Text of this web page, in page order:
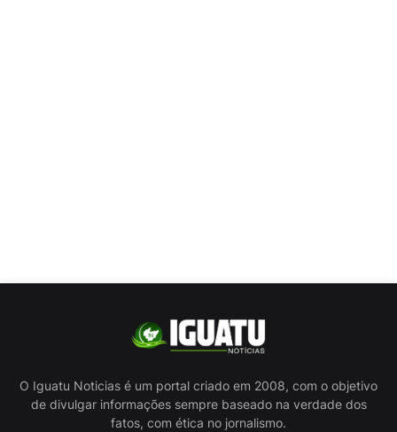
O Iguatu Noticias é um portal criado em 2008, com o objetivo
de divulgar informações sempre baseado na verdade dos
fatos, com ética no jornalismo.